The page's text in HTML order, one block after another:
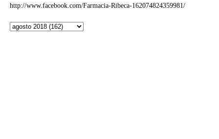
http://www.facebook.com/Farmacia-Ribeca-162074824359981/